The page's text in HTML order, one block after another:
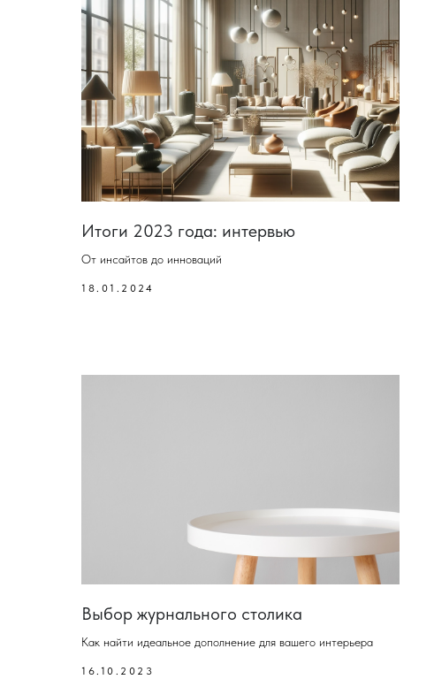
Итоги 2023 года: интервью
От инсайтов до инноваций
18.01.2024
Выбор журнального столика
Как найти идеальное дополнение для вашего интерьера
16.10.2023